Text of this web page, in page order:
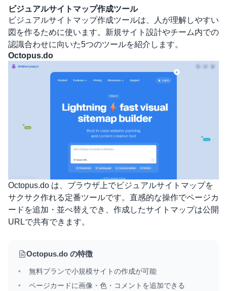
ビジュアルサイトマップ作成ツール
ビジュアルサイトマップ作成ツールは、人が理解しやすい
図を作るために使います。新規サイト設計やチーム内での
認識合わせに向いた5つのツールを紹介します。
Octopus.do
Octopus.do は、ブラウザ上でビジュアルサイトマップを
サクサク作れる定番ツールです。直感的な操作でページカ
ードを追加・並べ替えでき、作成したサイトマップは公開
URLで共有できます。
Octopus.do の特徴
無料プランで小規模サイトの作成が可能
ページカードに画像・色・コメントを追加できる